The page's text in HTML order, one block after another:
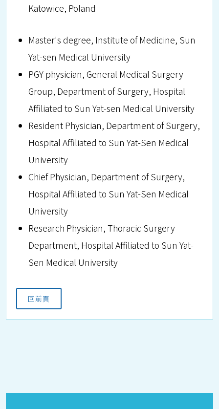
Katowice, Poland
Master's degree, Institute of Medicine, Sun
Yat-sen Medical University
PGY physician, General Medical Surgery
Group, Department of Surgery, Hospital
Affiliated to Sun Yat-sen Medical University
Resident Physician, Department of Surgery,
Hospital Affiliated to Sun Yat-Sen Medical
University
Chief Physician, Department of Surgery,
Hospital Affiliated to Sun Yat-Sen Medical
University
Research Physician, Thoracic Surgery
Department, Hospital Affiliated to Sun Yat-
Sen Medical University
回前頁